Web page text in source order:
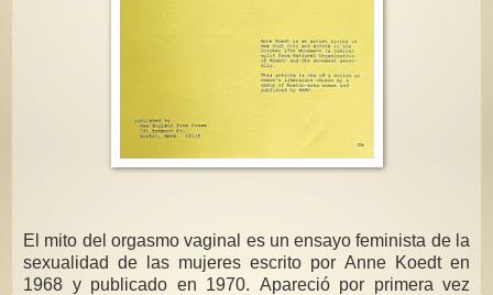
El mito del orgasmo vaginal es un ensayo feminista de la
sexualidad de las mujeres escrito por Anne Koedt en
1968 y publicado en 1970. Apareció por primera vez